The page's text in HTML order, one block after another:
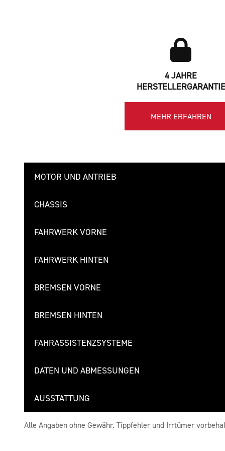
4 JAHRE
HERSTELLERGARANTIE
MEHR ERFAHREN
MOTOR UND ANTRIEB
CHASSIS
FAHRWERK VORNE
FAHRWERK HINTEN
BREMSEN VORNE
BREMSEN HINTEN
FAHRASSISTENZSYSTEME
DATEN UND ABMESSUNGEN
AUSSTATTUNG
Alle Angaben ohne Gewähr. Tippfehler und Irrtümer